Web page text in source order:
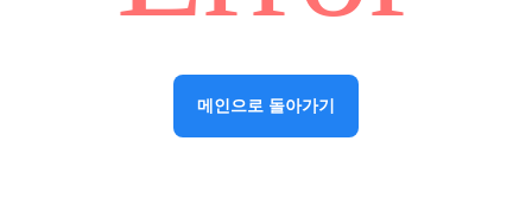
메인으로 돌아가기